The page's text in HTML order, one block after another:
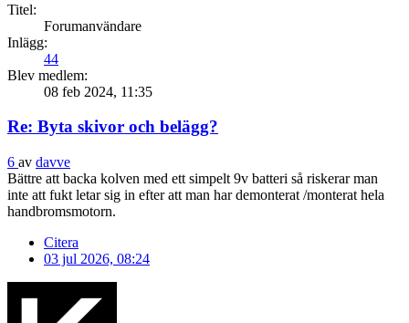
Titel:
Forumanvändare
Inlägg:
44
Blev medlem:
08 feb 2024, 11:35
Re: Byta skivor och belägg?
6 av davve
Bättre att backa kolven med ett simpelt 9v batteri så riskerar man
inte att fukt letar sig in efter att man har demonterat /monterat hela
handbromsmotorn.
Citera
03 jul 2026, 08:24